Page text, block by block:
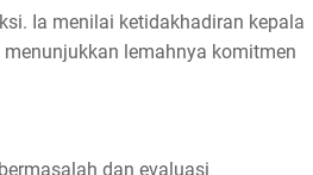
Ia menilai ketidakhadiran kepala
lemahnya komitmen
dan evaluasi